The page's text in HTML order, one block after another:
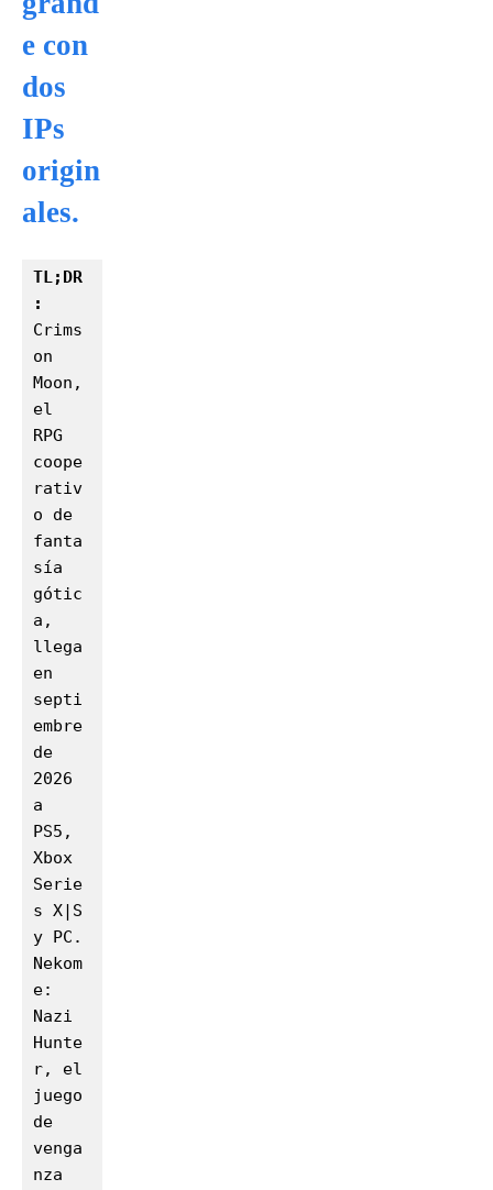
e con
dos
IPs
origin
ales.
TL;DR
:
Crims
on
Moon,
el
RPG
coope
rativ
o de
fanta
sía
gótic
a,
llega
en
septi
embre
de
2026
a
PS5,
Xbox
Serie
s X|S
y PC.
Nekom
e:
Nazi
Hunte
r, el
juego
de
venga
nza